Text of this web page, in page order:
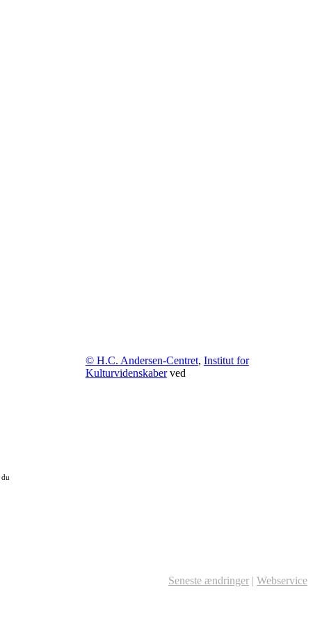
© H.C. Andersen-Centret, Institut for
Kulturvidenskaberved
Seneste ændringer | Webservice